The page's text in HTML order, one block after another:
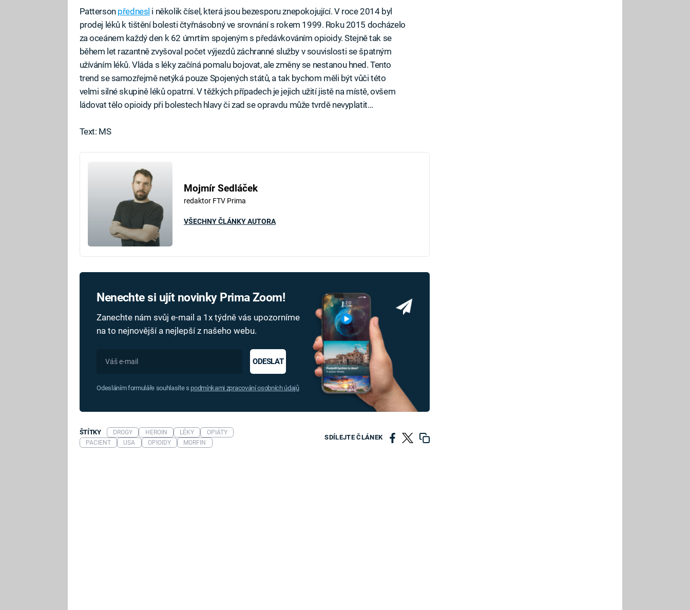
Patterson přednesl i několik čísel, která jsou bezesporu znepokojující. V roce 2014 byl
prodej léků k tištění bolesti čtyřnásobný ve srovnání s rokem 1999. Roku 2015 docházelo
za oceánem každý den k 62 úmrtím spojeným s předávkováním opioidy. Stejně tak se
během let razantně zvyšoval počet výjezdů záchranné služby v souvislosti se špatným
užíváním léků. Vláda s léky začíná pomalu bojovat, ale změny se nestanou hned. Tento
trend se samozřejmě netýká pouze Spojených států, a tak bychom měli být vůči této
velmi silné skupině léků opatrní. V těžkých případech je jejich užití jistě na místě, ovšem
ládovat tělo opioidy při bolestech hlavy či zad se opravdu může tvrdě nevyplatit…
Text: MS
Mojmír Sedláček
redaktor FTV Prima
VŠECHNY ČLÁNKY AUTORA
Nenechte si ujít novinky Prima Zoom!
Zanechte nám svůj e-mail a 1x týdně vás upozorníme
na to nejnovější a nejlepší z našeho webu.
ODESLAT
Odesláním formuláře souhlasíte s podmínkami zpracování osobních údajů
SDÍLEJTE ČLÁNEK
ŠTÍTKY DROGY HEROIN LÉKY
OPIÁTY
PACIENT
USA OPIOIDY MORFIN